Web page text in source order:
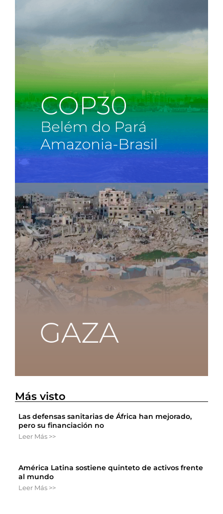
Más visto
Las defensas sanitarias de África han mejorado,
pero su financiación no
Leer Más >>
América Latina sostiene quinteto de activos frente
al mundo
Leer Más >>